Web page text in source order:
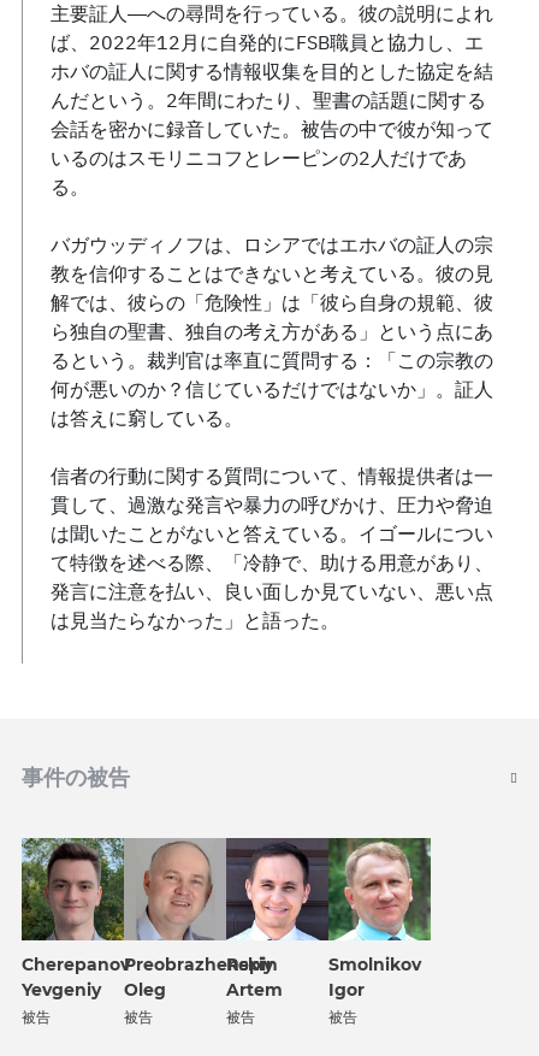
主要証人―への尋問を行っている。彼の説明によれ
ば、2022年12月に自発的にFSB職員と協力し、エ
ホバの証人に関する情報収集を目的とした協定を結
んだという。2年間にわたり、聖書の話題に関する
会話を密かに録音していた。被告の中で彼が知って
いるのはスモリニコフとレーピンの2人だけであ
る。
バガウッディノフは、ロシアではエホバの証人の宗
教を信仰することはできないと考えている。彼の見
解では、彼らの「危険性」は「彼ら自身の規範、彼
ら独自の聖書、独自の考え方がある」という点にあ
るという。裁判官は率直に質問する：「この宗教の
何が悪いのか？信じているだけではないか」。証人
は答えに窮している。
信者の行動に関する質問について、情報提供者は一
貫して、過激な発言や暴力の呼びかけ、圧力や脅迫
は聞いたことがないと答えている。イゴールについ
て特徴を述べる際、「冷静で、助ける用意があり、
発言に注意を払い、良い面しか見ていない、悪い点
は見当たらなかった」と語った。
事件の被告
Cherepanov
Yevgeniy
被告
Preobrazhenskiy
Oleg
被告
Repin
Artem
被告
Smolnikov
Igor
被告